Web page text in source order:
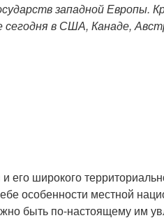
западной Европы.
в США, Канаде,
его широкого
особенности местной
быть по-настоящему им